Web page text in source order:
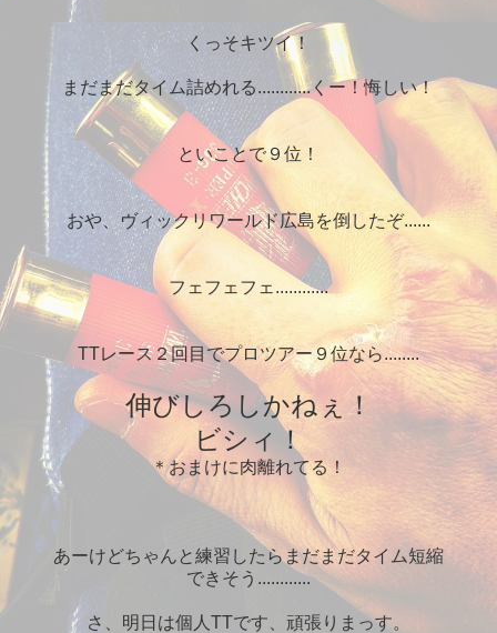
くっそキツイ！
まだまだタイム詰めれる............くー！悔しい！
といことで９位！
おや、ヴィックリワールド広島を倒したぞ......
フェフェフェ............
TTレース２回目でプロツアー９位なら........
伸びしろしかねぇ！
ビシィ！
＊おまけに肉離れてる！
あーけどちゃんと練習したらまだまだタイム短縮
できそう............
さ、明日は個人TTです、頑張りまっす。